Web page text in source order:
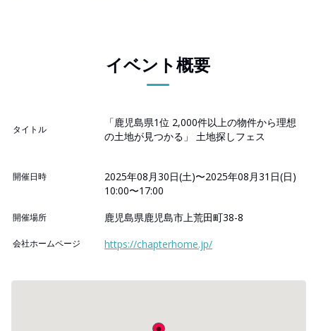
イベント概要
タイトル
「鹿児島県1位 2,000件以上の物件から理想
の土地が見つかる」 土地探しフェス
開催日時
2025年08月30日(土)〜2025年08月31日(日)
10:00〜17:00
開催場所 鹿児島県鹿児島市上荒田町38-8
会社ホームページ https://chapterhome.jp/